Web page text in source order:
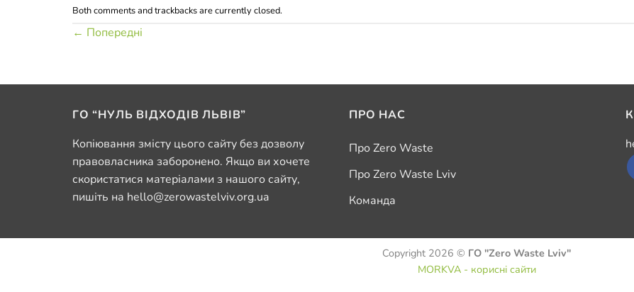
Both comments and trackbacks are currently closed.
← Попередні
ГО “НУЛЬ ВІДХОДІВ ЛЬВІВ”
Копіювання змісту цього сайту без дозволу
правовласника заборонено. Якщо ви хочете
скористатися матеріалами з нашого сайту,
пишіть на hello@zerowastelviv.org.ua
ПРО НАС
Про Zero Waste
Про Zero Waste Lviv
Команда
Copyright 2026 © ГО "Zero Waste Lviv"
MORKVA - корисні сайти